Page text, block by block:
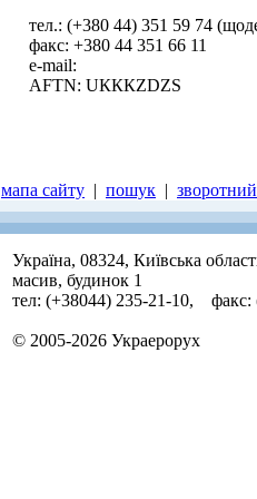
тел.: (+380 44) 351 59 74
факс: +380 44 351 66 11
е-mail:
AFTN: UКККZDZS
мапа сайту | пошук |
Україна, 08324, Київська
масив, будинок 1
тел: (+38044) 235-21-10, факс:
© 2005-2026 Украерорух